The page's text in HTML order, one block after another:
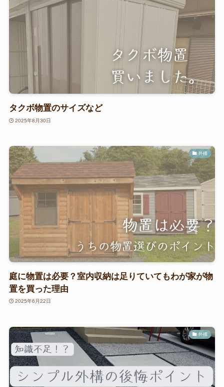
タクボ物置のサイズなど
2025年8月30日
外構
庭に物置は必要？室内収納は足りていてもわが家が物
置を買った理由
2025年6月22日
外構